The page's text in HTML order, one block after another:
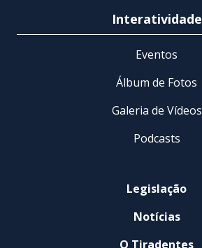
Interatividade
Eventos
Álbum de Fotos
Galeria de Vídeos
Podcasts
Legislação
Notícias
O Tiradentes